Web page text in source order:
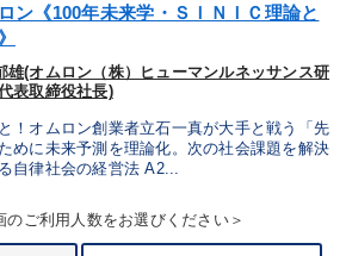
ン《100年未来学・ＳＩＮＩＣ理論と
雄(オムロン（株）ヒューマンルネッサンス研
表取締役社長)
！オムロン創業者立石一真が大手と戦う「先
めに未来予測を理論化。次の社会課題を解決
自律社会の経営法 A2...
のご利用人数をお選びください＞